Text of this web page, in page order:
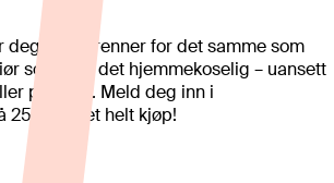
deg som brenner for det samme som
som gjør det hjemmekoselig – uansett
på hytta. Meld deg inn i
25%* på et helt kjøp!